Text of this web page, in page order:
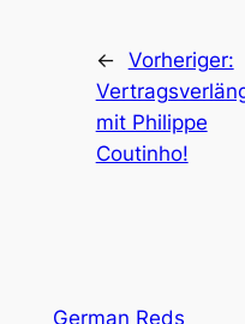
← Vorheriger:
mit Philippe
Coutinho!
German Reds